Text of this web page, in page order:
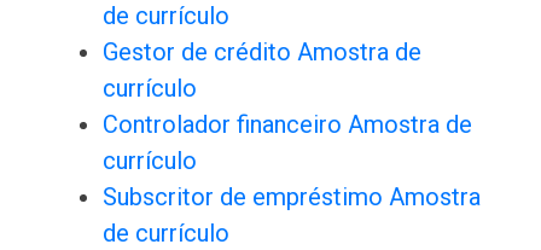
de currículo
Gestor de crédito Amostra de
currículo
Controlador financeiro Amostra de
currículo
Subscritor de empréstimo Amostra
de currículo